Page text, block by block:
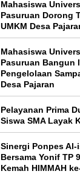
Mahasiswa
Pasuruan Dorong
UMKM Desa
Mahasiswa
Pasuruan Bangun
Pengelolaan
Desa Pajaran
Pelayanan Prima
Siswa SMA Layak
Sinergi Ponpes
Bersama Yonif TP
Kemah HIMMAH